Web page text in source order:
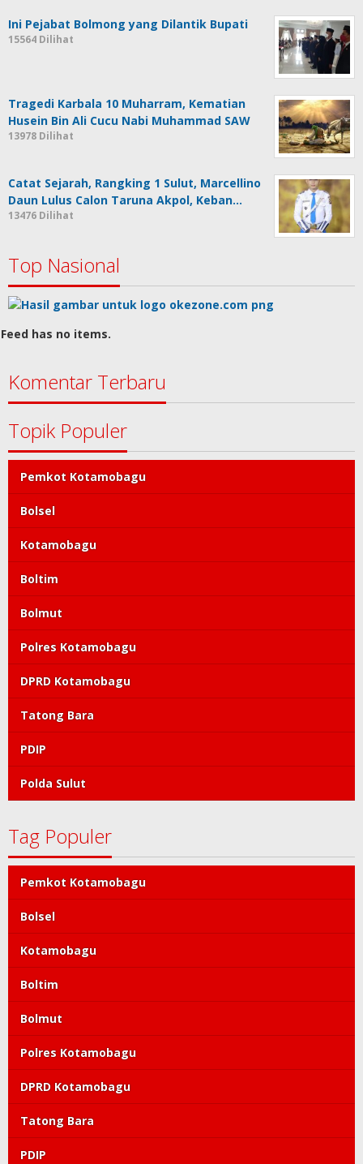
Ini Pejabat Bolmong yang Dilantik Bupati
15564 Dilihat
Tragedi Karbala 10 Muharram, Kematian
Husein Bin Ali Cucu Nabi Muhammad SAW
13978 Dilihat
Catat Sejarah, Rangking 1 Sulut, Marcellino
Daun Lulus Calon Taruna Akpol, Keban…
13476 Dilihat
Top Nasional
Feed has no items.
Komentar Terbaru
Topik Populer
Pemkot Kotamobagu
Bolsel
Kotamobagu
Boltim
Bolmut
Polres Kotamobagu
DPRD Kotamobagu
Tatong Bara
PDIP
Polda Sulut
Tag Populer
Pemkot Kotamobagu
Bolsel
Kotamobagu
Boltim
Bolmut
Polres Kotamobagu
DPRD Kotamobagu
Tatong Bara
PDIP